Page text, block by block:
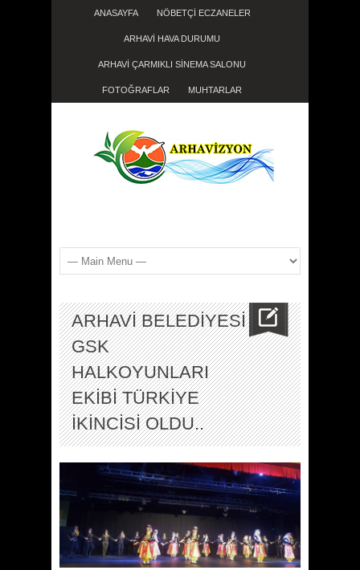
ANASAYFA NÖBETÇİ ECZANELER
ARHAVİ HAVA DURUMU
ARHAVİ ÇARMIKLI SİNEMA SALONU
FOTOĞRAFLAR MUHTARLAR
ARHAVİ BELEDİYESİ
GSK
HALKOYUNLARI
EKİBİ TÜRKİYE
İKİNCİSİ OLDU..